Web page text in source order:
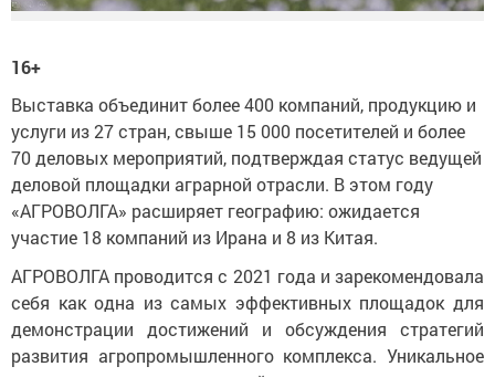
16+
Выставка объединит более 400 компаний, продукцию и
услуги из 27 стран, свыше 15 000 посетителей и более
70 деловых мероприятий, подтверждая статус ведущей
деловой площадки аграрной отрасли. В этом году
«АГРОВОЛГА» расширяет географию: ожидается
участие 18 компаний из Ирана и 8 из Китая.
АГРОВОЛГА проводится с 2021 года и зарекомендовала
себя как одна из самых эффективных площадок для
демонстрации достижений и обсуждения стратегий
развития агропромышленного комплекса. Уникальное